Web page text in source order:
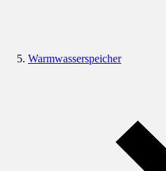
Warmwasserspeicher